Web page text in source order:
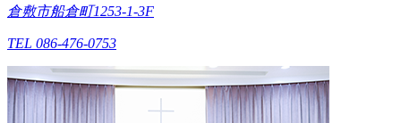
倉敷市船倉町1253-1-3F
TEL 086-476-0753